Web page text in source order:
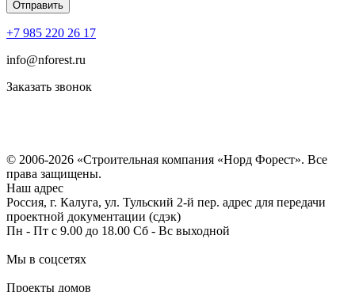
+7 985 220 26 17
info@nforest.ru
Заказать звонок
© 2006-2026 «Строительная компания «Норд Форест». Все
права защищены.
Наш адрес
Россия, г. Калуга, ул. Тульский 2-й пер. адрес для передачи
проектной документации (сдэк)
Пн - Пт с 9.00 до 18.00 Сб - Вс выходной
Мы в соцсетях
Проекты домов